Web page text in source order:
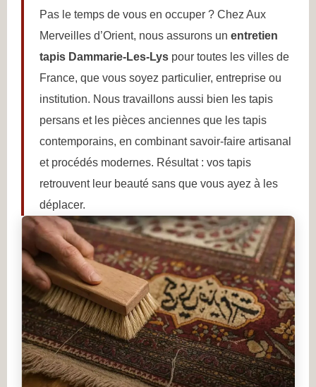
Pas le temps de vous en occuper ? Chez Aux
Merveilles d’Orient, nous assurons un entretien
tapis Dammarie-Les-Lys pour toutes les villes de
France, que vous soyez particulier, entreprise ou
institution. Nous travaillons aussi bien les tapis
persans et les pièces anciennes que les tapis
contemporains, en combinant savoir-faire artisanal
et procédés modernes. Résultat : vos tapis
retrouvent leur beauté sans que vous ayez à les
déplacer.